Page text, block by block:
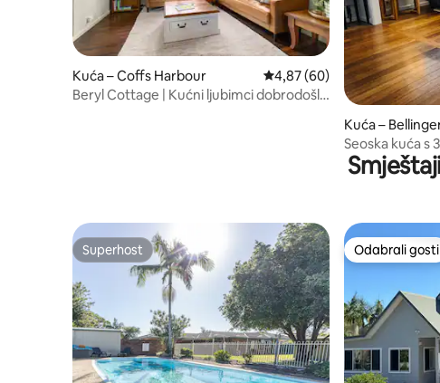
Kuća – Coffs Harbour Prosječna ocjena: 4,87/5,
4,87 (60)
Beryl Cottage | Kućni ljubimci dobrodošli
Kuća –
Seoska kuća s
srcu Bellingena
Superhost
Superhost Odabrali gosti
Odabrali gosti